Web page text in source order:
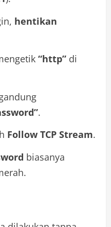
hentikan
“http” di
.
Follow TCP Stream.
biasanya